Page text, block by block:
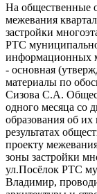
На общественные
межевания
застройки
РТС
информационных
- основная
материалы по
Сизова С.А.
одного месяца со
образования об
результатах
проекту
зоны застройки
ул.Посёлок РТС
Владимир,